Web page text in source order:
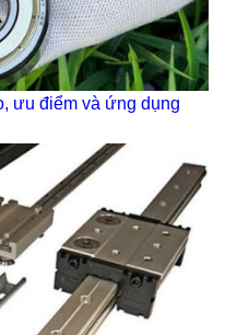
ưu điểm và ứng dụng